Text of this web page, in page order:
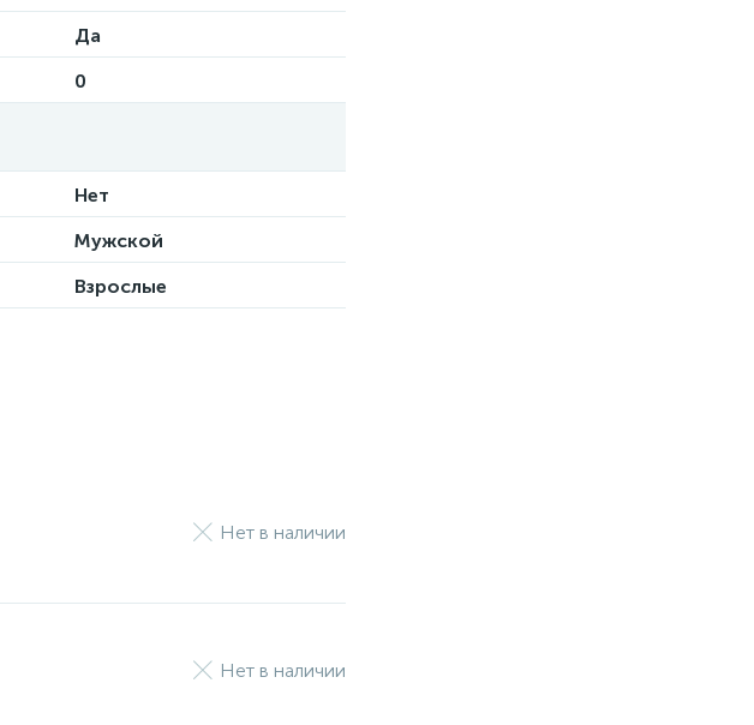
Да
0
Нет
Мужской
Взрослые
Нет в наличии
Нет в наличии